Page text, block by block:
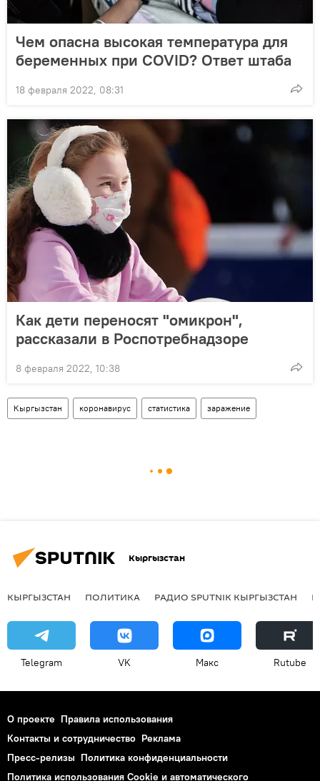
Чем опасна высокая температура для
беременных при COVID? Ответ штаба
18 февраля 2022, 08:31
Как дети переносят "омикрон",
рассказали в Роспотребнадзоре
8 февраля 2022, 10:38
Кыргызстан коронавирус статистика заражение
Кыргызстан
КЫРГЫЗСТАН ПОЛИТИКА РАДИО SPUTNIK КЫРГЫЗСТАН
Telegram VK Макс Rutube
О проекте Правила использования
Контакты и сотрудничество Реклама
Пресс-релизы Политика конфиденциальности
Политика использования Cookie и автоматического